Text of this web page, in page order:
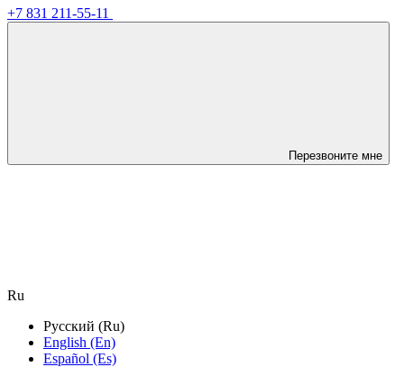
+7 831 211-55-11
Перезвоните мне
Ru
Русский (Ru)
English (En)
Español (Es)